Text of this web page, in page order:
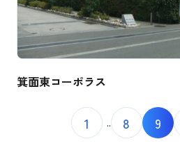
箕面東コーポラス
1 .. 8 9